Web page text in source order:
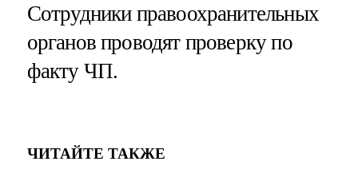
Сотрудники правоохранительных
органов проводят проверку по
факту ЧП.
ЧИТАЙТЕ ТАКЖЕ